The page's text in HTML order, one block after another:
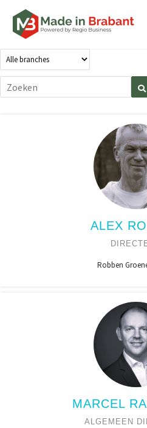
ALEX
Robben
MARCEL
ALGEMEEN